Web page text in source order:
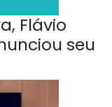
Flávio
seu